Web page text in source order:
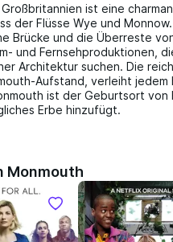
ist eine
der Flüsse Wye und
Brücke und die Überreste
und Fernsehproduktionen,
Architektur suchen. Die
Aufstand, verleiht
ist der Geburtsort von
Erbe hinzufügt.
Monmouth